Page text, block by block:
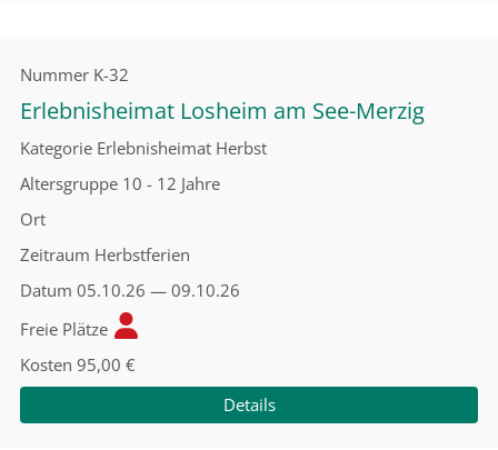
Nummer K-32
Erlebnisheimat Losheim am See-Merzig
Kategorie Erlebnisheimat Herbst
Altersgruppe 10 - 12 Jahre
Ort
Zeitraum Herbstferien
Datum 05.10.26 — 09.10.26
Freie Plätze
Kosten 95,00 €
Details